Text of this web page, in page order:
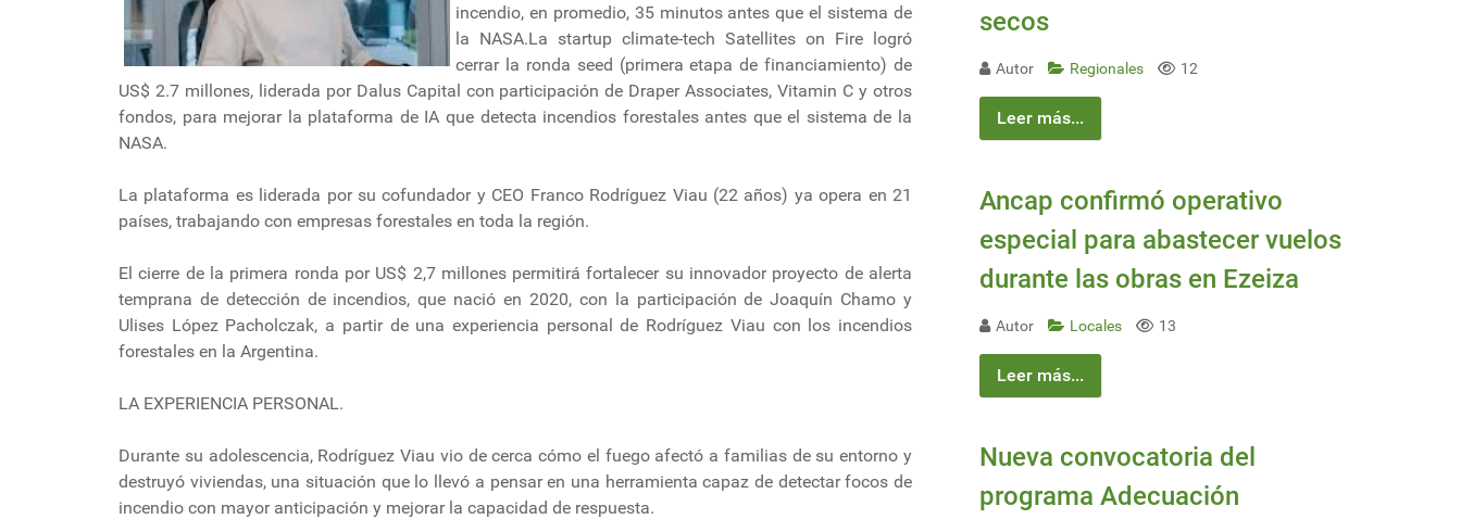
incendio, en promedio, 35 minutos antes que el sistema de
la NASA.La startup climate-tech Satellites on Fire logró
cerrar la ronda seed (primera etapa de financiamiento) de
US$ 2.7 millones, liderada por Dalus Capital con participación de Draper Associates, Vitamin C y otros
fondos, para mejorar la plataforma de IA que detecta incendios forestales antes que el sistema de la
NASA.
La plataforma es liderada por su cofundador y CEO Franco Rodríguez Viau (22 años) ya opera en 21
países, trabajando con empresas forestales en toda la región.
El cierre de la primera ronda por US$ 2,7 millones permitirá fortalecer su innovador proyecto de alerta
temprana de detección de incendios, que nació en 2020, con la participación de Joaquín Chamo y
Ulises López Pacholczak, a partir de una experiencia personal de Rodríguez Viau con los incendios
forestales en la Argentina.
LA EXPERIENCIA PERSONAL.
Durante su adolescencia, Rodríguez Viau vio de cerca cómo el fuego afectó a familias de su entorno y
destruyó viviendas, una situación que lo llevó a pensar en una herramienta capaz de detectar focos de
incendio con mayor anticipación y mejorar la capacidad de respuesta.
secos
Autor Regionales 12
Leer más...
Ancap confirmó operativo
especial para abastecer vuelos
durante las obras en Ezeiza
Autor Locales 13
Leer más...
Nueva convocatoria del
programa Adecuación